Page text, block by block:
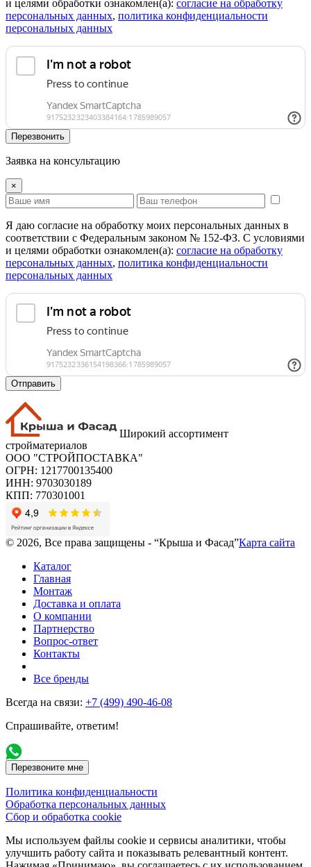
и целями обработки ознакомлен(а): cогласие на обработку
персональных данных, политика конфиденциальности
персональных данных
Перезвонить
Заявка на консультацию
×
Я даю согласие на обработку моих персональных данных в
соответствии с Федеральным законом № 152-ФЗ. С условиями
и целями обработки ознакомлен(а): cогласие на обработку
персональных данных, политика конфиденциальности
персональных данных
Отправить
Широкий ассортимент
стройматериалов
ООО "СТРОЙПОСТАВКА"
ОГРН: 1217700135400
ИНН: 9703030189
КПП: 770301001
© 2026, Все права защищены - “Крыша и Фасад”Карта сайта
Каталог
Главная
Монтаж
Доставка и оплата
О компании
Партнерство
Вопрос-ответ
Контакты
Все бренды
Всегда на связи: +7 (499) 490-46-08
Спрашивайте, ответим!
Перезвоните мне
Политика конфиденциальности
Обработка персональных данных
Сбор и обработка cookie
Мы используем файлы cookie и сервисы аналитики, чтобы
улучшить работу сайта и показывать релевантный контент.